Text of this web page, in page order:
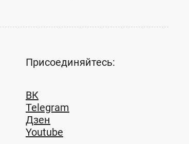
Присоединяйтесь:
ВК
Telegram
Дзен
Youtube